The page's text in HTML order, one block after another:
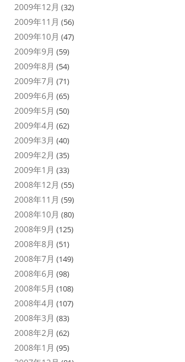
2009年12月 (32)
2009年11月 (56)
2009年10月 (47)
2009年9月 (59)
2009年8月 (54)
2009年7月 (71)
2009年6月 (65)
2009年5月 (50)
2009年4月 (62)
2009年3月 (40)
2009年2月 (35)
2009年1月 (33)
2008年12月 (55)
2008年11月 (59)
2008年10月 (80)
2008年9月 (125)
2008年8月 (51)
2008年7月 (149)
2008年6月 (98)
2008年5月 (108)
2008年4月 (107)
2008年3月 (83)
2008年2月 (62)
2008年1月 (95)